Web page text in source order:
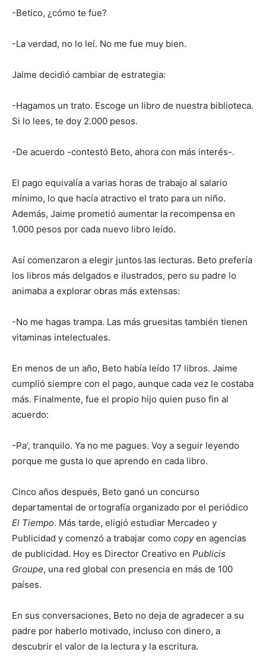
-Betico, ¿cómo te fue?
-La verdad, no lo leí. No me fue muy bien.
Jaime decidió cambiar de estrategia:
-Hagamos un trato. Escoge un libro de nuestra biblioteca.
Si lo lees, te doy 2.000 pesos.
-De acuerdo -contestó Beto, ahora con más interés-.
El pago equivalía a varias horas de trabajo al salario
mínimo, lo que hacía atractivo el trato para un niño.
Además, Jaime prometió aumentar la recompensa en
1.000 pesos por cada nuevo libro leído.
Así comenzaron a elegir juntos las lecturas. Beto prefería
los libros más delgados e ilustrados, pero su padre lo
animaba a explorar obras más extensas:
-No me hagas trampa. Las más gruesitas también tienen
vitaminas intelectuales.
En menos de un año, Beto había leído 17 libros. Jaime
cumplió siempre con el pago, aunque cada vez le costaba
más. Finalmente, fue el propio hijo quien puso fin al
acuerdo:
-Pa’, tranquilo. Ya no me pagues. Voy a seguir leyendo
porque me gusta lo que aprendo en cada libro.
Cinco años después, Beto ganó un concurso
departamental de ortografía organizado por el periódico
El Tiempo. Más tarde, eligió estudiar Mercadeo y
Publicidad y comenzó a trabajar como copyen agencias
de publicidad. Hoy es Director Creativo en Publicis
Groupe, una red global con presencia en más de 100
países.
En sus conversaciones, Beto no deja de agradecer a su
padre por haberlo motivado, incluso con dinero, a
descubrir el valor de la lectura y la escritura.